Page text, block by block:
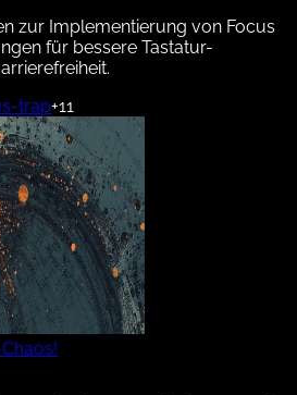
zur Implementierung von Focus
für bessere Tastatur-
trap+11